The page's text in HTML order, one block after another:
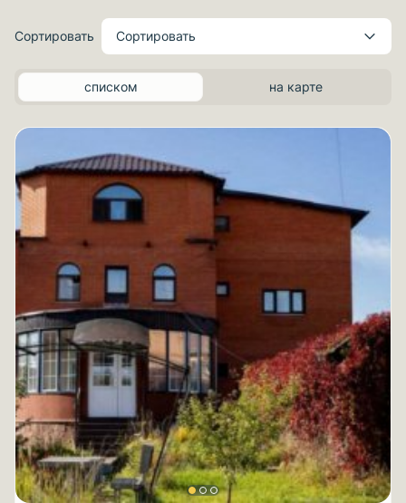
Сортировать Сортировать
списком на карте